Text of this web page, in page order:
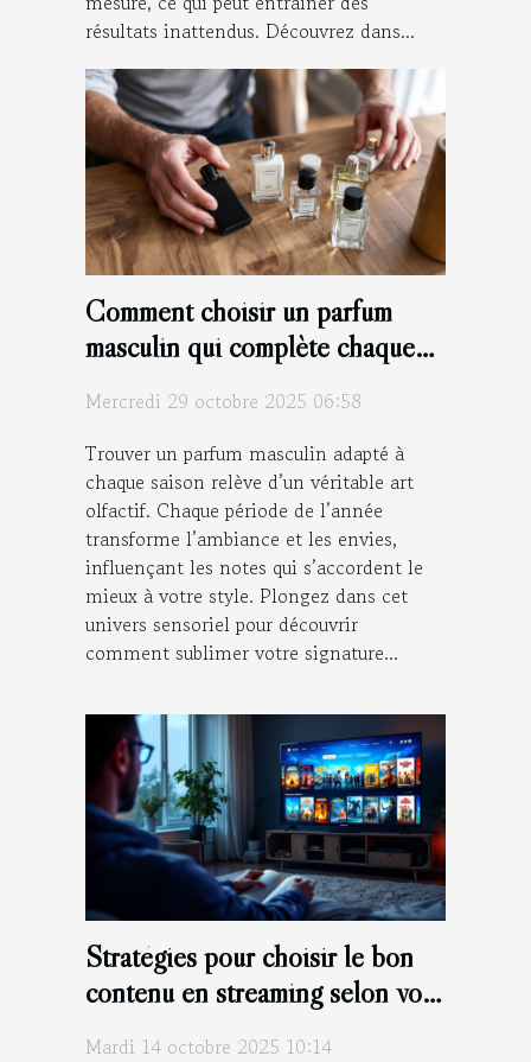
résultats inattendus. Découvrez dans...
Comment choisir un parfum
masculin qui complète chaque
Mercredi 29 octobre 2025 06:58
Trouver un parfum masculin adapté à
chaque saison relève d’un véritable art
olfactif. Chaque période de l’année
transforme l’ambiance et les envies,
influençant les notes qui s’accordent le
mieux à votre style. Plongez dans cet
univers sensoriel pour découvrir
comment sublimer votre signature...
Stratégies pour choisir le bon
contenu en streaming selon vos
Mardi 14 octobre 2025 10:14